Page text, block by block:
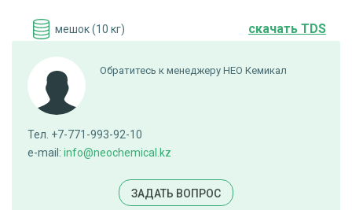
мешок (10 кг) cкачать TDS
ДОБАВИТЬ В ЗАЯВКУ
Аэросил R 106
мешок (10 кг)
Обратитесь к менеджеру НЕО Кемикал
Тел. +7-771-993-92-10
e-mail: info@neochemical.kz
ЗАДАТЬ ВОПРОС